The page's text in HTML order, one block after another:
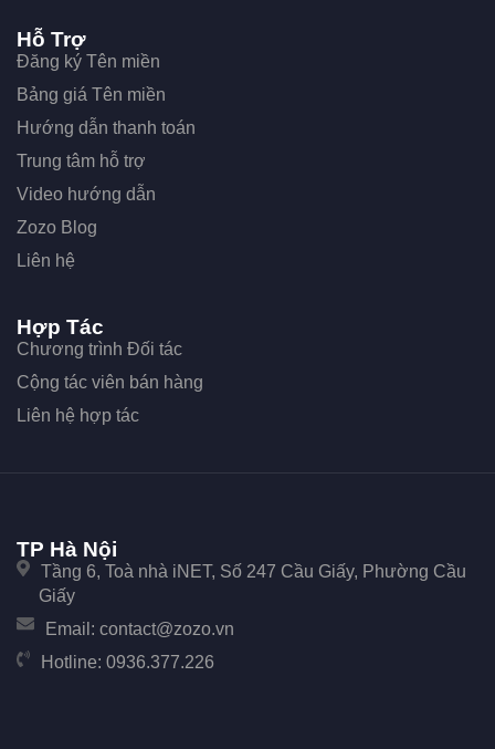
Hỗ Trợ
Đăng ký Tên miền
Bảng giá Tên miền
Hướng dẫn thanh toán
Trung tâm hỗ trợ
Video hướng dẫn
Zozo Blog
Liên hệ
Hợp Tác
Chương trình Đối tác
Cộng tác viên bán hàng
Liên hệ hợp tác
TP Hà Nội
Tầng 6, Toà nhà iNET, Số 247 Cầu Giấy, Phường Cầu
Giấy
Email: contact@zozo.vn
Hotline: 0936.377.226